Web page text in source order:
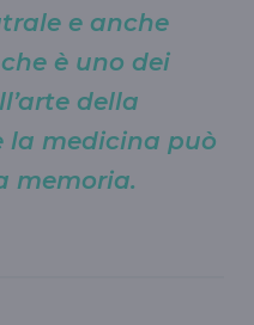
e anche
è uno dei
della
la medicina può
memoria.